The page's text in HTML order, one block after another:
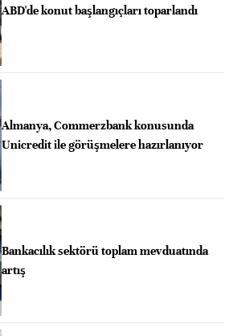
ABD'de konut başlangıçları toparlandı
Almanya, Commerzbank konusunda
Unicredit ile görüşmelere hazırlanıyor
Bankacılık sektörü toplam mevduatında
artış